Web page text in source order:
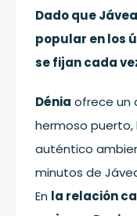
Dado que
popular en los
se fijan cada
Dénia ofrece un
hermoso puerto,
auténtico
minutos de
En la relación